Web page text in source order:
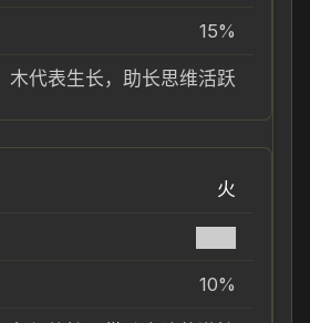
15%
木代表生长，助长思维活跃
火
10%